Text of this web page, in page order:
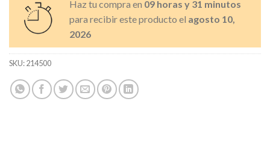
Haz tu compra en 09 horas y 31 minutos
para recibir este producto el agosto 10,
2026
SKU:214500